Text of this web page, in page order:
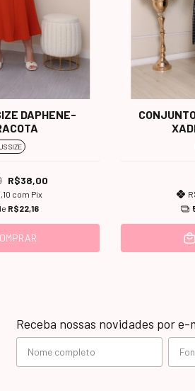
DAPHENE-
SIZE
R$38,00
com Pix
R$22,16
Receba nossas novidades por e-